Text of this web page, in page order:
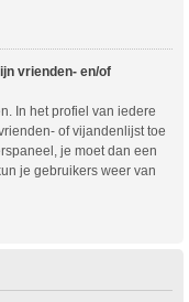
vrienden- en/of
In het profiel van iedere
of vijandenlijst toe
je moet dan een
je gebruikers weer van